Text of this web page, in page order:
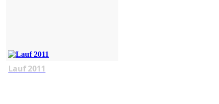
Lauf 2011